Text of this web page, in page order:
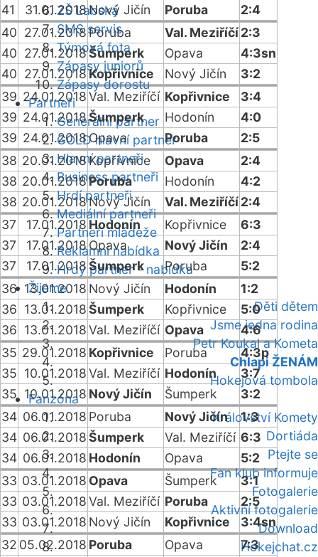
ZŠ Labská
SMS servis
Týmová fota
Zápasy juniorů
Zápasy dorostu
Partneři
Generální partner
GOLD hlavní partner
Hlavní partneři
Business partneři
Hrdí partneři
Mediální partneři
Partneři mládeže
Reklamní nabídka
Hrdý partner - nabídka
Žijeme
Děti dětem
Jsme jedna rodina
Petr Koukal a Kometa
Chlapi ŽENÁM
Hokejová tombola
Fanzóna
Království Komety
Dortiáda
Ptejte se
Fan klub informuje
Fotogalerie
Aktivní fotogalerie
Download
Hokejchat.cz
41
31.01.2018Nový Jičín Poruba
2:4
40 27.01.2018Poruba Val. Meziříčí2:3
40 27.01.2018Šumperk Opava
4:3sn
40 27.01.2018Kopřivnice Nový Jičín
3:2
39 24.01.2018Val. Meziříčí Kopřivnice
3:4
39 24.01.2018Šumperk Hodonín
4:0
39 24.01.2018Opava Poruba
2:5
38 20.01.2018Kopřivnice Opava
2:4
38 20.01.2018Poruba Hodonín
4:2
38 20.01.2018Nový Jičín Val. Meziříčí2:4
37
17.01.2018 Hodonín Kopřivnice
6:3
37
17.01.2018Opava Nový Jičín
2:4
37
17.01.2018Šumperk Poruba
5:2
36 13.01.2018 Nový Jičín Hodonín
1:2
36 13.01.2018Šumperk Kopřivnice
5:0
36 13.01.2018Val. Meziříčí Opava
4:6
35 29.01.2018 Kopřivnice Poruba
4:3p
35 10.01.2018Val. Meziříčí Hodonín
3:7
35 10.01.2018 Nový Jičín Šumperk
3:2
34 06.01.2018 Poruba Nový Jičín
1:3
34 06.01.2018Šumperk Val. Meziříčí 6:3
34 06.01.2018 Hodonín Opava
5:2
33 03.01.2018 Opava Šumperk
3:1
33 03.01.2018Val. Meziříčí Poruba
2:5
33 03.01.2018 Nový Jičín Kopřivnice
3:4sn
32 05.02.2018 Poruba Opava
7:3